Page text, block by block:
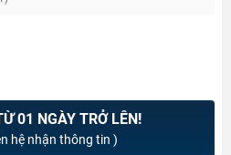
01 NGÀY TRỞ LÊN!
hệ nhận thông tin )